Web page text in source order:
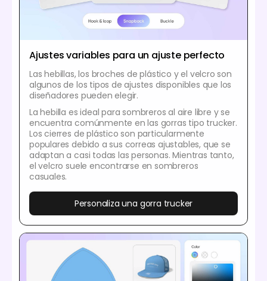
Ajustes variables para un ajuste perfecto
Las hebillas, los broches de plástico y el velcro son
algunos de los tipos de ajustes disponibles que los
diseñadores pueden elegir.
La hebilla es ideal para sombreros al aire libre y se
encuentra comúnmente en las gorras tipo trucker.
Los cierres de plástico son particularmente
populares debido a sus correas ajustables, que se
adaptan a casi todas las personas. Mientras tanto,
el velcro suele encontrarse en sombreros
casuales.
Personaliza una gorra trucker